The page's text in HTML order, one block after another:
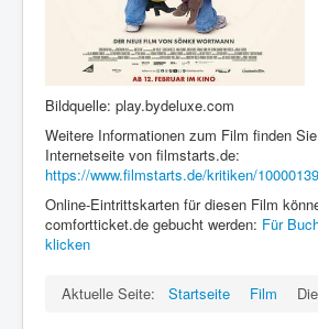
Bildquelle: play.bydeluxe.com
Weitere Informationen zum Film finden
Internetseite von filmstarts.de:
https://www.filmstarts.de/kritiken/
Online-Eintrittskarten für diesen Film
comfortticket.de gebucht werden: Für
klicken
Aktuelle Seite: Startseite Film